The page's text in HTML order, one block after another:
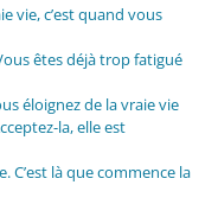
vie, c’est quand vous
êtes déjà trop fatigué
éloignez de la vraie vie
la, elle est
C’est là que commence la